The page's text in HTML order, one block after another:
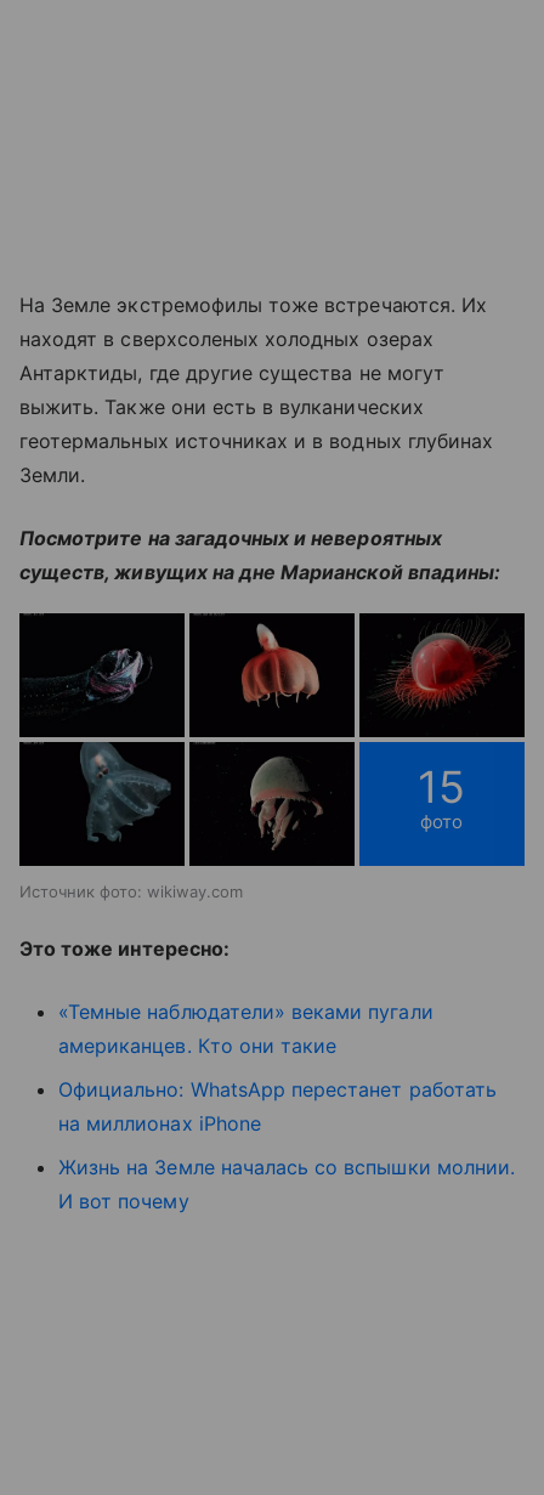
На Земле экстремофилы тоже встречаются. Их
находят в сверхсоленых холодных озерах
Антарктиды, где другие существа не могут
выжить. Также они есть в вулканических
геотермальных источниках и в водных глубинах
Земли.
Посмотрите на загадочных и невероятных
существ, живущих на дне Марианской впадины:
15
фото
Источник фото: wikiway.com
Это тоже интересно:
«Темные наблюдатели» веками пугали
американцев. Кто они такие
Официально: WhatsApp перестанет работать
на миллионах iPhone
Жизнь на Земле началась со вспышки молнии.
И вот почему